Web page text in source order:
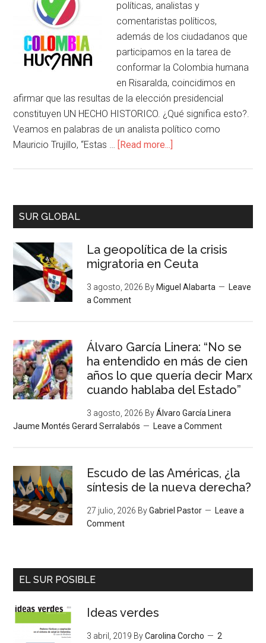
políticas, analistas y
comentaristas políticos,
además de los ciudadanos que
participamos en la tarea de
conformar la Colombia humana
en Risaralda, coincidimos en
afirmar que las resultas de la elección presidencial
constituyen UN HECHO HISTORICO. ¿Qué significa esto?.
Veamos en palabras de un analista político como
Mauricio Trujillo, “Estas … [Read more...]
SUR GLOBAL
La geopolítica de la crisis
migratoria en Ceuta
3 agosto, 2026 By Miguel Alabarta
Leave
a Comment
Álvaro García Linera: “No se
ha entendido en más de cien
años lo que quería decir Marx
cuando hablaba del Estado”
3 agosto, 2026 ByÁlvaro García Linera
Jaume Montés Gerard Serralabós
Leave a Comment
Escudo de las Américas, ¿la
síntesis de la nueva derecha?
27 julio, 2026 ByGabriel Pastor
Leave a
Comment
EL SUR POSIBLE
Ideas verdes
3 abril, 2019 ByCarolina Corcho 2